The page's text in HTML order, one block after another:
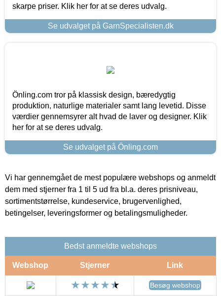
skarpe priser. Klik her for at se deres udvalg.
Se udvalget på GarnSpecialisten.dk
Önling.com tror på klassisk design, bæredygtig
produktion, naturlige materialer samt lang levetid. Disse
værdier gennemsyrer alt hvad de laver og designer. Klik
her for at se deres udvalg.
Se udvalget på Önling.com
Vi har gennemgået de mest populære webshops og anmeldt
dem med stjerner fra 1 til 5 ud fra bl.a. deres prisniveau,
sortimentstørrelse, kundeservice, brugervenlighed,
betingelser, leveringsformer og betalingsmuligheder.
Bedst anmeldte webshops
Webshop Stjerner Link
Besøg webshop